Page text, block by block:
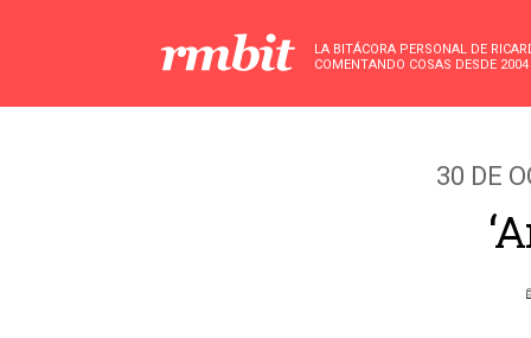
LA BITÁCORA PERSONAL DE
COMENTANDO COSAS DESDE 2004
30 DE